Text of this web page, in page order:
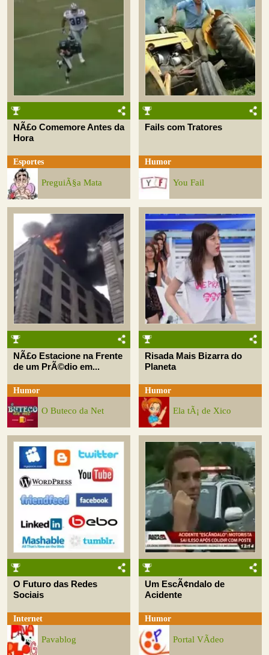
NÃ£o Comemore Antes da
Hora
Esportes
PreguiÃ§a Mata
Fails com Tratores
Humor
You Fail
NÃ£o Estacione na Frente
de um PrÃ©dio em...
Humor
O Buteco da Net
Risada Mais Bizarra do
Planeta
Humor
Ela tÃ¡ de Xico
O Futuro das Redes
Sociais
Internet
Pavablog
Um EscÃ¢ndalo de
Acidente
Humor
Portal VÃ­deo